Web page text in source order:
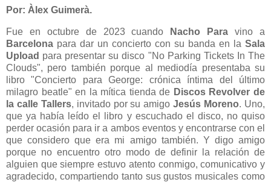
Por: Àlex Guimerà.
Fue en octubre de 2023 cuando Nacho Para vino a
Barcelona para dar un concierto con su banda en la Sala
Upload para presentar su disco "No Parking Tickets In The
Clouds", pero también porque al mediodía presentaba su
libro "Concierto para George: crónica íntima del último
milagro beatle" en la mítica tienda de Discos Revolver de
la calle Tallers, invitado por su amigo Jesús Moreno. Uno,
que ya había leído el libro y escuchado el disco, no quiso
perder ocasión para ir a ambos eventos y encontrarse con el
que considero que era mi amigo también. Y digo amigo
porque no encuentro otro modo de definir la relación de
alguien que siempre estuvo atento conmigo, comunicativo y
agradecido, compartiendo tanto sus gustos musicales como